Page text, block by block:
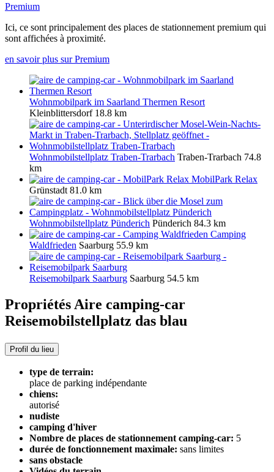
Premium
Ici, ce sont principalement des places de stationnement premium qui
sont affichées à proximité.
en savoir plus sur Premium
Wohnmobilpark im Saarland Thermen Resort
Kleinblittersdorf 18.8 km
Wohnmobilstellplatz Traben-Trarbach Traben-Trarbach 74.8
km
MobilPark Relax
Grünstadt 81.0 km
Wohnmobilstellplatz Pünderich Pünderich 84.3 km
Camping
Waldfrieden Saarburg 55.9 km
Reisemobilpark Saarburg Saarburg 54.5 km
Propriétés Aire camping-car
Reisemobilstellplatz das blau
Profil du lieu
type de terrain:
place de parking indépendante
chiens:
autorisé
nudiste
camping d'hiver
Nombre de places de stationnement camping-car: 5
durée de fonctionnement maximale: sans limites
sans obstacle